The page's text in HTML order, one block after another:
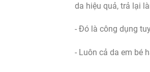
da hiệu quả, trả lại
- Đó là công dụng
- Luôn cả da em bé